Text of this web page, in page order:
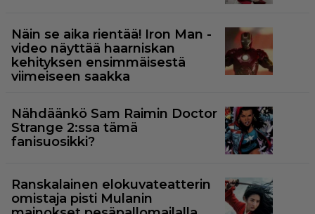
Näin se aika rientää! Iron Man -
video näyttää haarniskan
kehityksen ensimmäisestä
viimeiseen saakka
Nähdäänkö Sam Raimin Doctor
Strange 2:ssa tämä
fanisuosikki?
Ranskalainen elokuvateatterin
omistaja pisti Mulanin